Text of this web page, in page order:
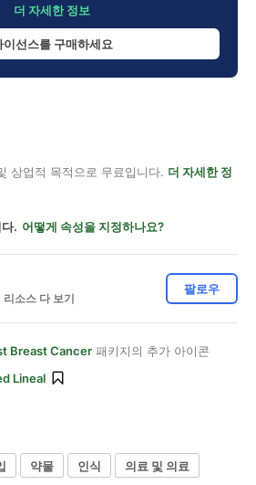
더 자세한 정보
이선스를 구매하세요
상업적 목적으로 무료입니다. 더 자세한 정
. 어떻게 속성을 지정하나요?
소스 다 보기
팔로우
Breast Cancer 패키지의 추가 아이콘
Lineal
약물 인식
의료 및 의료